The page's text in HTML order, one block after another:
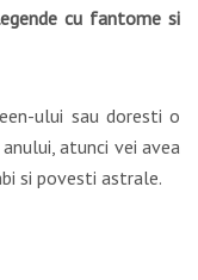
cu fantome si
ului sau doresti o
atunci vei avea
si povesti astrale.